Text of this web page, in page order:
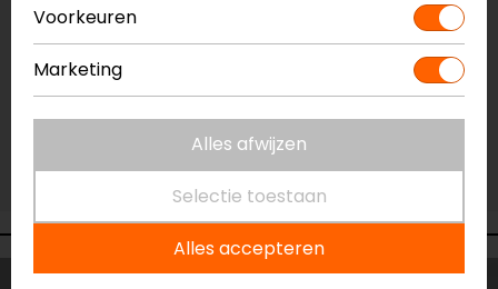
Vestiging Capelle a/d IJssel
Niet op voorraad
Vestiging Eindhoven
Niet op voorraad
Voorkeuren
Marketing
Alles afwijzen
Selectie toestaan
Alles accepteren